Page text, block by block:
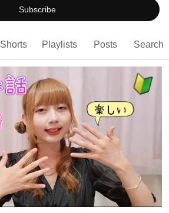
Subscribe
Shorts Playlists Posts Search